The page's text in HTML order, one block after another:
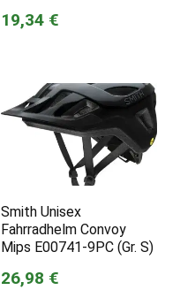
19,34 €
Smith Unisex
Fahrradhelm Convoy
Mips E00741-9PC (Gr. S)
26,98 €